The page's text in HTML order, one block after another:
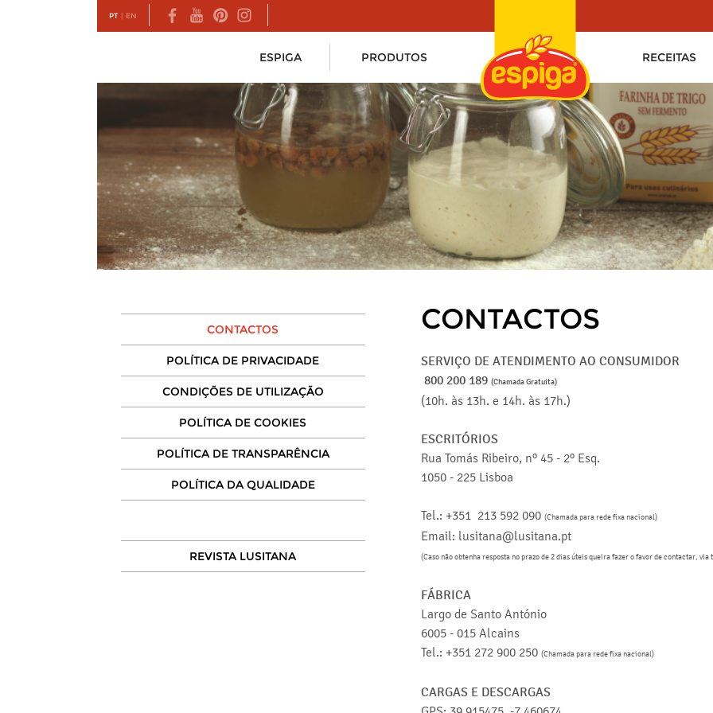
PT | EN
ESPIGA PRODUTOS RECEITAS
CONTACTOS
POLÍTICA DE PRIVACIDADE
CONDIÇÕES DE UTILIZAÇÃO
POLÍTICA DE COOKIES
POLÍTICA DE TRANSPARÊNCIA
POLÍTICA DA QUALIDADE
REVISTA LUSITANA
CONTACTOS
SERVIÇO DE ATENDIMENTO AO CONSUMIDOR
800 200 189 (Chamada Gratuita)
(10h. às 13h. e 14h. às 17h.)
ESCRITÓRIOS
Rua Tomás Ribeiro, nº 45 - 2º Esq.
1050 - 225 Lisboa
Tel.: +351 213 592 090 (Chamada para rede fixa nacional)
Email: lusitana@lusitana.pt
(Caso não obtenha resposta no prazo de 2 dias úteis queira fazer o favor de contactar,
FÁBRICA
Largo de Santo António
6005 - 015 Alcains
Tel.: +351 272 900 250 (Chamada para rede fixa nacional)
CARGAS E DESCARGAS